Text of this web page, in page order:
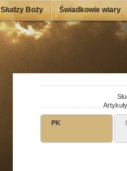
Słudzy Boży Świadkowie wiary
Artykuły
PK